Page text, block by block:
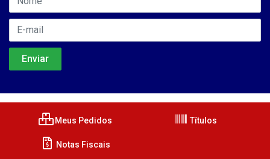
Meus Pedidos Títulos
Notas Fiscais